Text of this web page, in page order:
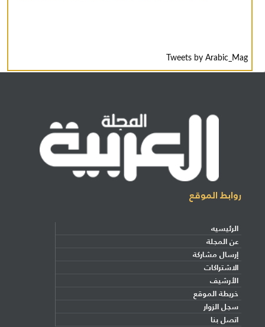
Tweets by Arabic_Mag
روابط الموقع
الرئيسيه
عن المجلة
إرسال مشاركة
الاشتراكات
الأرشيف
خريطة الموقع
سجل الزوار
اتصل بنا